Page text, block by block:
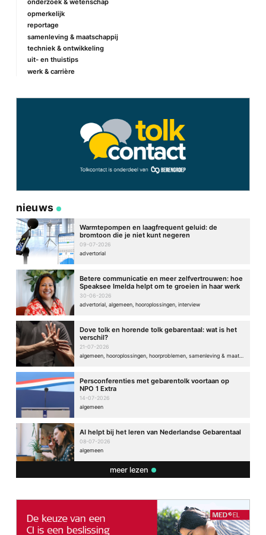
onderzoek & wetenschap
opmerkelijk
reportage
samenleving & maatschappij
techniek & ontwikkeling
uit- en thuistips
werk & carrière
nieuws
Warmtepompen en laagfrequent geluid: de
bromtoon die je niet kunt negeren
09-07-2026
advertorial
Betere communicatie en meer zelfvertrouwen: hoe
Speaksee Imelda helpt om te groeien in haar werk
30-06-2026
advertorial, algemeen, hooroplossingen, interview
Dove tolk en horende tolk gebarentaal: wat is het
verschil?
21-07-2026
Persconferenties met gebarentolk voortaan op
NPO 1 Extra
14-07-2026
algemeen
AI helpt bij het leren van Nederlandse Gebarentaal
08-07-2026
algemeen
meer lezen